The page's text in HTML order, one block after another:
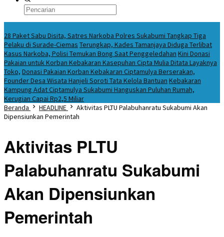
28 Paket Sabu Disita, Satres Narkoba Polres Sukabumi Tangkap Tiga
Pelaku di Surade-Ciemas Terungkap, Kades Tamanjaya Diduga Terlibat
Kasus Narkoba, Polisi Temukan Bong Saat Penggeledahan Kini Donasi
Pakaian untuk Korban Kebakaran Kasepuhan Cipta Mulia Ditata Layaknya
Toko, Donasi Pakaian Korban Kebakaran Ciptamulya Berserakan,
Founder Desa Wisata Hanjeli Soroti Tata Kelola Bantuan Kebakaran
Kampung Adat Ciptamulya Sukabumi Hanguskan Puluhan Rumah,
Kerugian Capai Rp2,5 Miliar
Beranda
HEADLINE
Aktivitas PLTU Palabuhanratu Sukabumi Akan
Dipensiunkan Pemerintah
Aktivitas PLTU
Palabuhanratu Sukabumi
Akan Dipensiunkan
Pemerintah